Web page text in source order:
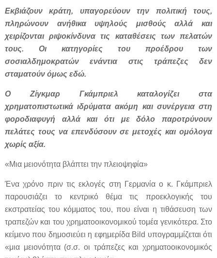
Εκβιάζουν κράτη, υπαγορεύουν την πολιτική τους,
πληρώνουν ανήθικα υψηλούς μισθούς αλλά και
χειρίζονται ριψοκίνδυνα τις καταθέσεις των πελατών
τους. Οι κατηγορίες του προέδρου των
σοσιαλδημοκρατών ενάντια στις τράπεζες δεν
σταματούν όμως εδώ.
Ο Ζίγκμαρ Γκάμπριελ καταλογίζει στα
χρηματοπιστωτικά ιδρύματα ακόμη και συνέργεια στη
φοροδιαφυγή αλλά και ότι με δόλο παροτρύνουν
πελάτες τους να επενδύσουν σε μετοχές και ομόλογα
χωρίς αξία.
«Μια μειονότητα βλάπτει την πλειοψηφία»
Ένα χρόνο πριν τις εκλογές στη Γερμανία ο κ. Γκάμπριελ
παρουσιάζει το κεντρικό θέμα τις προεκλογικής του
εκστρατείας του κόμματος του, που είναι η τιθάσευση των
τραπεζών και του χρηματοοικονομικού τομέα γενικότερα. Στο
κείμενο που δημοσιεύει η εφημερίδα Bild υπογραμμίζεται ότι
«μια μειονότητα (σ.σ. οι τράπεζες και χρηματοοικονομικός